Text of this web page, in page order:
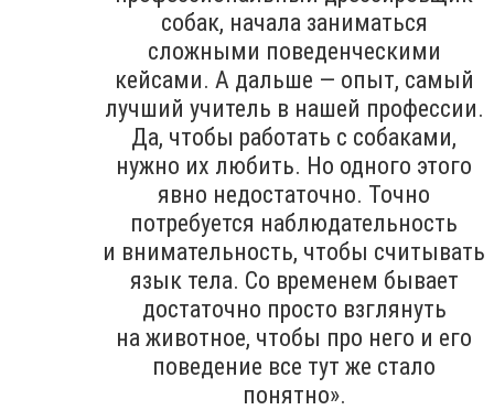
собак, начала заниматься
сложными поведенческими
кейсами. А дальше — опыт, самый
лучший учитель в нашей профессии.
Да, чтобы работать с собаками,
нужно их любить. Но одного этого
явно недостаточно. Точно
потребуется наблюдательность
и внимательность, чтобы считывать
язык тела. Со временем бывает
достаточно просто взглянуть
на животное, чтобы про него и его
поведение все тут же стало
понятно».